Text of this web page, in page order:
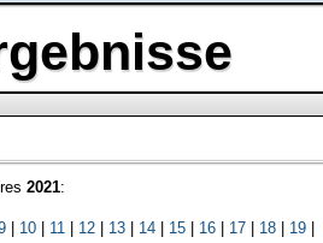
2021:
10 11 12 13 14 15 16 17 18 19